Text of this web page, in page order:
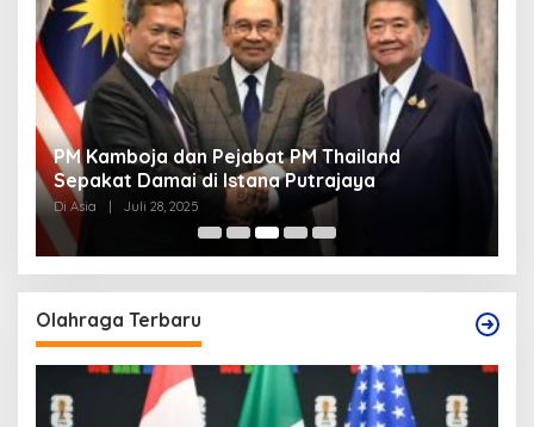
PM Kamboja dan Pejabat PM Thailand
Sepakat Damai di Istana Putrajaya
Di Asia | Juli 28, 2025
Olahraga Terbaru